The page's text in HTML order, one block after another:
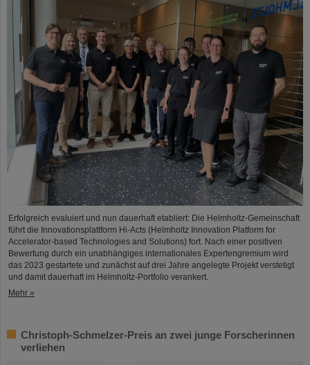
Erfolgreich evaluiert und nun dauerhaft etabliert: Die Helmholtz-Gemeinschaft
führt die Innovationsplattform Hi-Acts (Helmholtz Innovation Platform for
Accelerator-based Technologies and Solutions) fort. Nach einer positiven
Bewertung durch ein unabhängiges internationales Expertengremium wird
das 2023 gestartete und zunächst auf drei Jahre angelegte Projekt verstetigt
und damit dauerhaft im Helmholtz-Portfolio verankert.
Mehr »
Christoph-Schmelzer-Preis an zwei junge Forscherinnen
verliehen